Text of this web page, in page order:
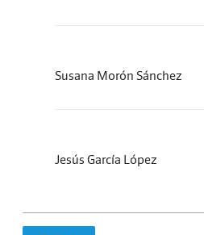
Susana Morón Sánchez
Jesús García López